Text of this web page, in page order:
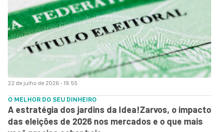
22 de julho de 2026 - 19:55
O MELHOR DO SEU DINHEIRO
A estratégia dos jardins da Idea!Zarvos, o impacto
das eleições de 2026 nos mercados e o que mais